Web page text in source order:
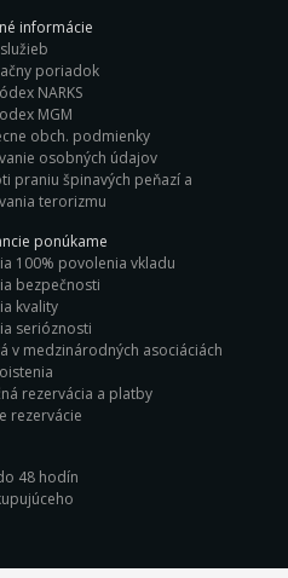
informácie
poriadok
NARKS
MGM
obch. podmienky
osobných údajov
praniu špinavých peňazí a
terorizmu
ponúkame
100% povolenia vkladu
bezpečnosti
kvality
serióznosti
v medzinárodných asociáciách
Bezpečná rezervácia a platby
rezervácie
48 hodín